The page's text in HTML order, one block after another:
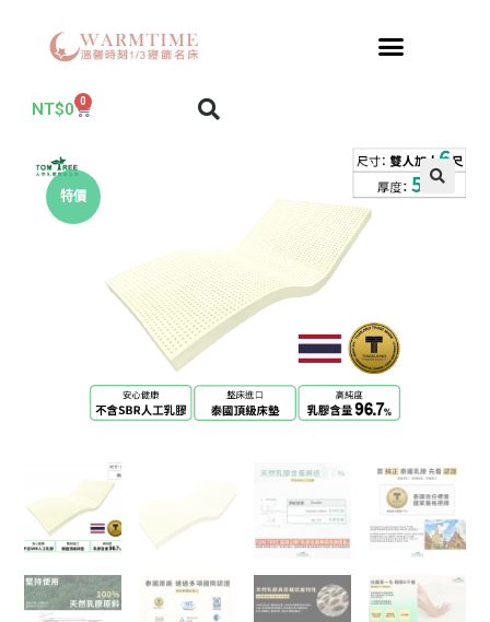
NT$0 0
特價